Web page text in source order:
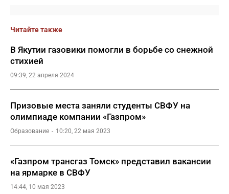
Читайте также
В Якутии газовики помогли в борьбе со снежной
стихией
09:39, 22 апреля 2024
Призовые места заняли студенты СВФУ на
олимпиаде компании «Газпром»
Образование 10:20, 22 мая 2023
«Газпром трансгаз Томск» представил вакансии
на ярмарке в СВФУ
14:44, 10 мая 2023